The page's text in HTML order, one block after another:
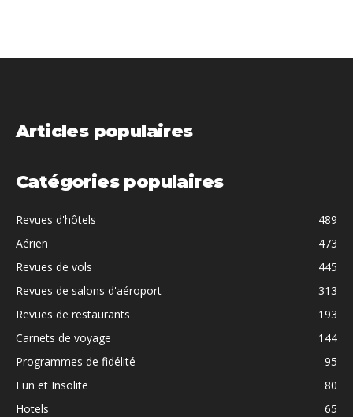
Articles populaires
Catégories populaires
Revues d'hôtels
489
Aérien
473
Revues de vols
445
Revues de salons d'aéroport
313
Revues de restaurants
193
Carnets de voyage
144
Programmes de fidélité
95
Fun et Insolite
80
Hotels
65